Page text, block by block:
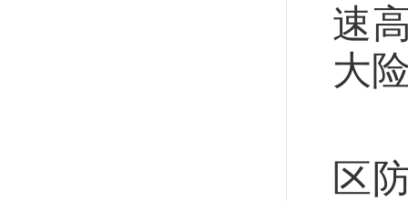
速
大
区